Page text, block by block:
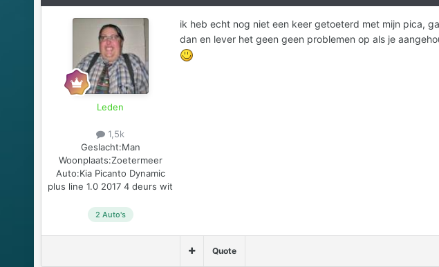
Leden
1,5k
Geslacht:Man
Woonplaats:Zoetermeer
Auto:Kia Picanto Dynamic
plus line 1.0 2017 4 deurs wit
2 Auto's
ik heb echt nog niet een keer getoeterd met mijn pica,
dan en lever het geen geen problemen op als je
Quote